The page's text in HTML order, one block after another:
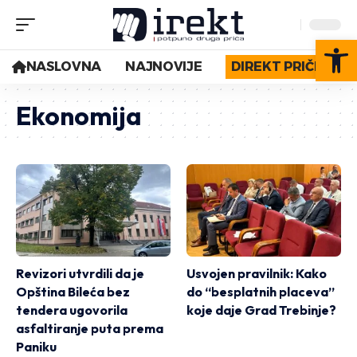
NASLOVNA NAJNOVIJE DIREKT PRIČE
Ekonomija
Revizori utvrdili da je
Opština Bileća bez
tendera ugovorila
asfaltiranje puta prema
Paniku
Usvojen pravilnik: Kako
do “besplatnih placeva”
koje daje Grad Trebinje?